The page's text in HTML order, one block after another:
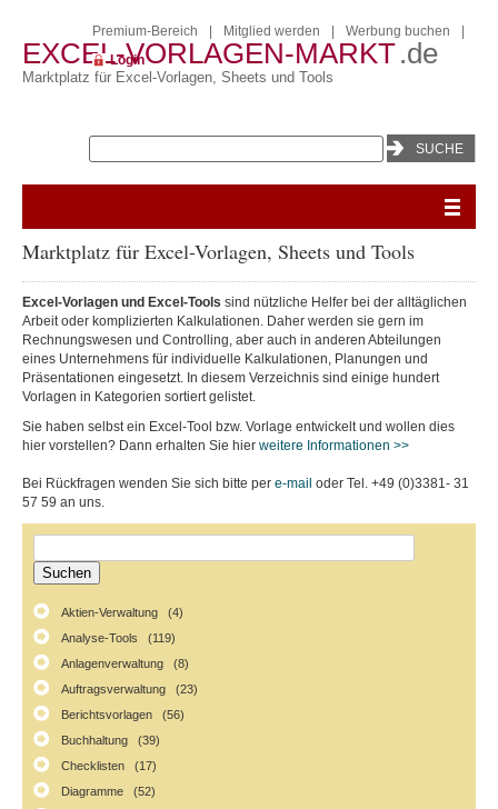
EXCEL-VORLAGEN-MARKT.de
Marktplatz für Excel-Vorlagen, Sheets und Tools
Premium-Bereich Mitglied werden Werbung buchen
Login
Marktplatz für Excel-Vorlagen, Sheets und Tools
Excel-Vorlagen und Excel-Tools sind nützliche Helfer bei der alltäglichen
Arbeit oder komplizierten Kalkulationen. Daher werden sie gern im
Rechnungswesen und Controlling, aber auch in anderen Abteilungen
eines Unternehmens für individuelle Kalkulationen, Planungen und
Präsentationen eingesetzt. In diesem Verzeichnis sind einige hundert
Vorlagen in Kategorien sortiert gelistet.
Sie haben selbst ein Excel-Tool bzw. Vorlage entwickelt und wollen dies
hier vorstellen? Dann erhalten Sie hier weitere Informationen >>
Bei Rückfragen wenden Sie sich bitte per e-mail oder Tel. +49 (0)3381- 31
57 59 an uns.
Aktien-Verwaltung (4)
Analyse-Tools (119)
Anlagenverwaltung (8)
Auftragsverwaltung (23)
Berichtsvorlagen (56)
Buchhaltung (39)
Checklisten (17)
Diagramme (52)